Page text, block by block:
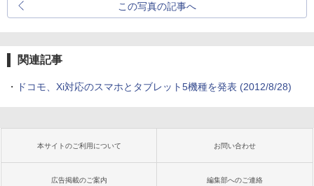
この写真の記事へ
関連記事
・ ドコモ、Xi対応のスマホとタブレット5機種を発表 (2012/8/28)
本サイトのご利用について お問い合わせ
広告掲載のご案内 編集部へのご連絡